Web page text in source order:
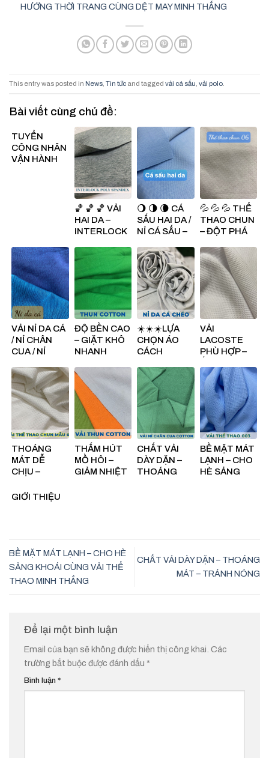
HƯỚNG THỜI TRANG CÙNG DỆT MAY MINH THẮNG
This entry was posted in News Tin tức and tagged vải cá sấu vải polo
Bài viết cùng chủ đề:
TUYỂN
CÔNG NHÂN
VẬN HÀNH
🏀 🏀 🏀 VẢI
HAI DA –
INTERLOCK
DA DẠNG MÀ
🏀 🏀
🌖 🌗 🌘 CÁ
SẤU HAI DA /
NỈ CÁ SẤU –
TRANG
NGÀY
CHUYỂN
MÙA 🌒 🌓 🌔
💦 💦 💦 THỂ
THAO CHUN
– ĐỘT PHÁ
DÒNG HÀNG
THỂ THAO
💦 💦 💦
VẢI NỈ DA CÁ
/ NỈ CHÂN
CUA / NỈ
– DẪN ĐẦU
XU HƯỚNG
THỜI
TRANG
CÙNG DỆT
MAY MINH
THẮNG
ĐỘ BỀN CAO
– GIẶT KHÔ
NHANH
☀️☀️☀️LỰA
CHỌN ÁO
CÁCH
CHỐNG
NÓNG CÙNG
DỆT MAY
MINH
THẮNG☀️☀️
☀️
VẢI
LACOSTE
PHÙ HỢP –
VỚI MỌI
PHONG
CÁCH!
THOÁNG
MÁT DỄ
CHỊU –
VẬN ĐỘNG
THẤM HÚT
MỒ HÔI –
GIẢM NHIỆT
CHẤT VẢI
DÀY DẶN –
THOÁNG
BỀ MẶT MÁT
LẠNH – CHO
HÈ SẢNG
GIỚI THIỆU
BỀ MẶT MÁT LẠNH – CHO HÈ
SẢNG KHOÁI CÙNG VẢI THỂ
THAO MINH THẮNG
CHẤT VẢI DÀY DẶN – THOÁNG
MÁT – TRÁNH NÓNG
Để lại một bình luận
Email của bạn sẽ không được hiển thị công khai. Các
trường bắt buộc được đánh dấu *
Bình luận *